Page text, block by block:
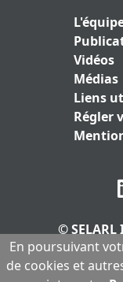
Vidéos
Médias
Liens
Régler
© SELARL
En poursuivant
de cookies et